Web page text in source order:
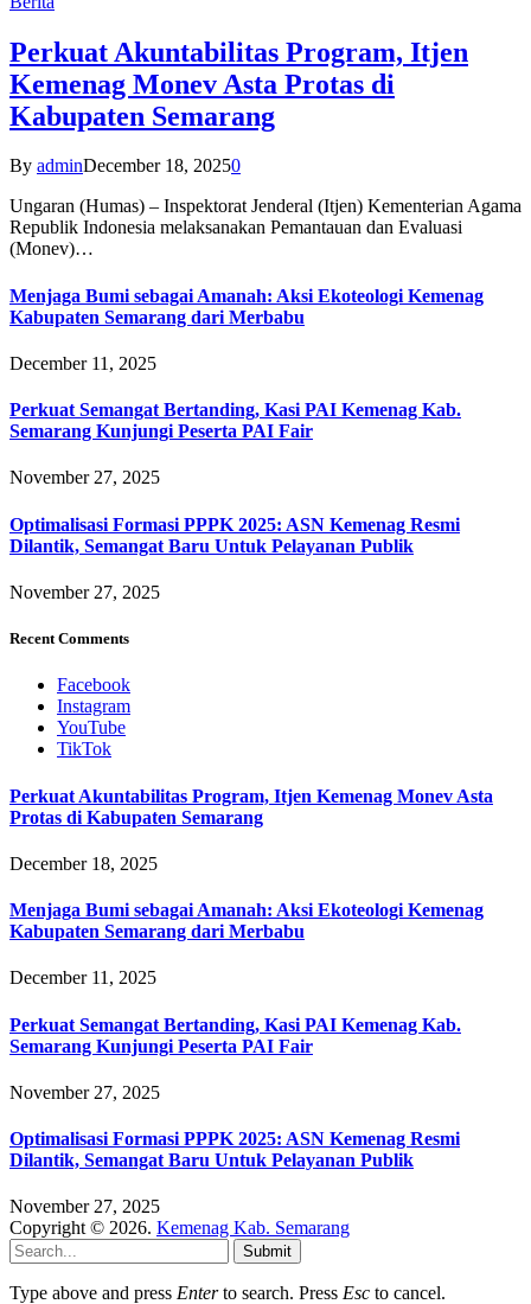
Perkuat Akuntabilitas Program, Itjen
Kemenag Monev Asta Protas di
Kabupaten Semarang
By adminDecember 18, 20250
Ungaran (Humas) – Inspektorat Jenderal (Itjen) Kementerian Agama
Republik Indonesia melaksanakan Pemantauan dan Evaluasi
(Monev)…
Menjaga Bumi sebagai Amanah: Aksi Ekoteologi Kemenag
Kabupaten Semarang dari Merbabu
December 11, 2025
Perkuat Semangat Bertanding, Kasi PAI Kemenag Kab.
Semarang Kunjungi Peserta PAI Fair
November 27, 2025
Optimalisasi Formasi PPPK 2025: ASN Kemenag Resmi
Dilantik, Semangat Baru Untuk Pelayanan Publik
November 27, 2025
Recent Comments
Facebook
Instagram
YouTube
TikTok
Perkuat Akuntabilitas Program, Itjen Kemenag Monev Asta
Protas di Kabupaten Semarang
December 18, 2025
Menjaga Bumi sebagai Amanah: Aksi Ekoteologi Kemenag
Kabupaten Semarang dari Merbabu
December 11, 2025
Perkuat Semangat Bertanding, Kasi PAI Kemenag Kab.
Semarang Kunjungi Peserta PAI Fair
November 27, 2025
Optimalisasi Formasi PPPK 2025: ASN Kemenag Resmi
Dilantik, Semangat Baru Untuk Pelayanan Publik
November 27, 2025
Copyright © 2026. Kemenag Kab. Semarang
Submit
Type above and press Enterto search. Press Esc to cancel.